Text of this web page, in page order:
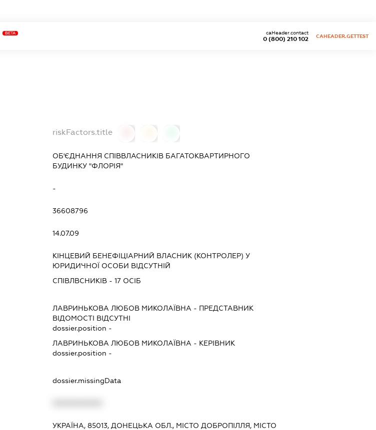
BETA
0 (800) 210 102
caHeader.contact
CAHEADER.GETTEST
riskFactors.title
ОБ'ЄДНАННЯ СПІВВЛАСНИКІВ БАГАТОКВАРТИРНОГО
БУДИНКУ "ФЛОРІЯ"
-
36608796
14.07.09
КІНЦЕВИЙ БЕНЕФІЦІАРНИЙ ВЛАСНИК (КОНТРОЛЕР) У
ЮРИДИЧНОЇ ОСОБИ ВІДСУТНІЙ
СПІВЛВСНИКІВ - 17 ОСІБ
ЛАВРИНЬКОВА ЛЮБОВ МИКОЛАЇВНА - ПРЕДСТАВНИК
ВІДОМОСТІ ВІДСУТНІ
dossier.position -
ЛАВРИНЬКОВА ЛЮБОВ МИКОЛАЇВНА - КЕРІВНИК
dossier.position -
dossier.missingData
УКРАЇНА, 85013, ДОНЕЦЬКА ОБЛ., МІСТО ДОБРОПІЛЛЯ, МІСТО